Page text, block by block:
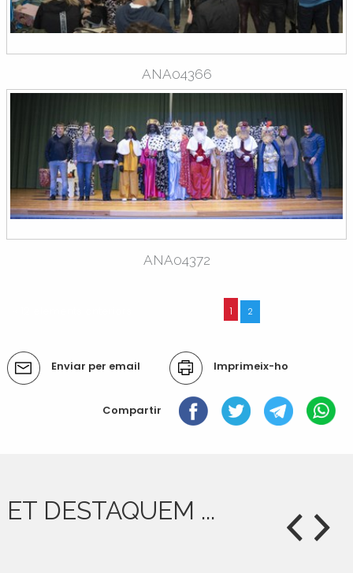
ANA04366
ANA04372
1 2
Accions
del
Enviar per email Imprimeix-ho
Compartir
ET DESTAQUEM ...